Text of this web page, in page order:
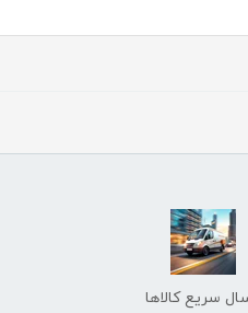
سریع کالاها